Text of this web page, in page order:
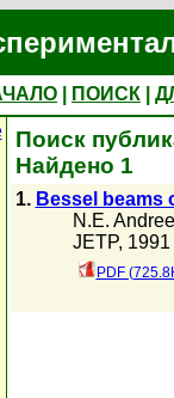
ПОИСК
Поиск
Найдено 1
1. Bessel beams
N.E.
JETP, 1991
PDF